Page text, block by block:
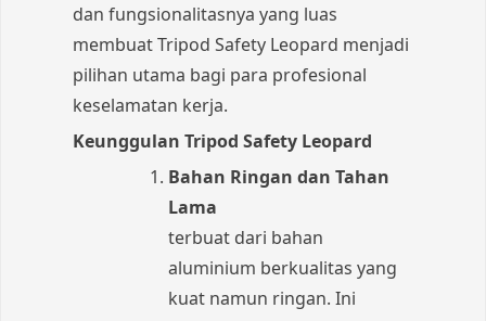
dan fungsionalitasnya yang luas
membuat Tripod Safety Leopard menjadi
pilihan utama bagi para profesional
keselamatan kerja.
Keunggulan Tripod Safety Leopard
Bahan Ringan dan Tahan
Lama
terbuat dari bahan
aluminium berkualitas yang
kuat namun ringan. Ini